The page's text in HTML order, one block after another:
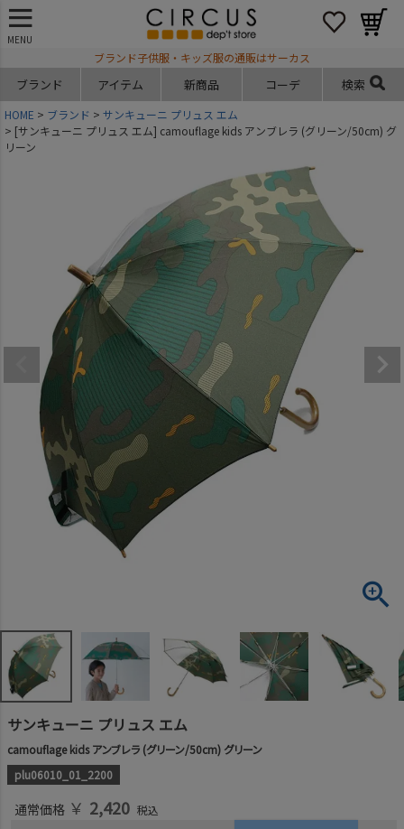
MENU
ブランド子供服・キッズ服の通販はサーカス
ブランド アイテム 新商品 コーデ 検索
HOME ブランド
サンキューニ プリュス エム
[サンキューニ プリュス エム] camouflage kids アンブレラ (グリーン/50cm) グ
リーン
サンキューニ プリュス エム
camouflage kids アンブレラ (グリーン/50cm) グリーン
plu06010_01_2200
通常価格 ￥ 2,420 税込